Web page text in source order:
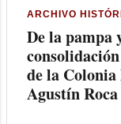
ARCHIVO
De la pampa
de la
Agustín Roca